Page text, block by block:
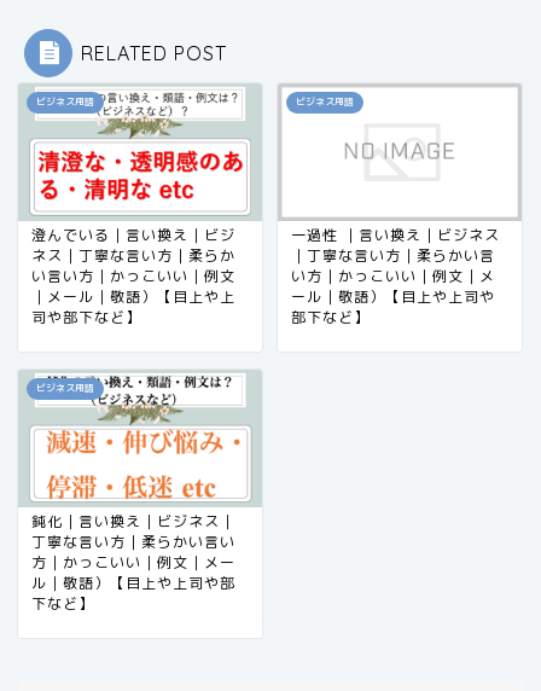
RELATED POST
ビジネス用語
澄んでいる｜言い換え｜ビジ
ネス｜丁寧な言い方｜柔らか
い言い方｜かっこいい｜例文
｜メール｜敬語）【目上や上
司や部下など】
ビジネス用語
一過性 ｜言い換え｜ビジネス
｜丁寧な言い方｜柔らかい言
い方｜かっこいい｜例文｜メ
ール｜敬語）【目上や上司や
部下など】
ビジネス用語
鈍化｜言い換え｜ビジネス｜
丁寧な言い方｜柔らかい言い
方｜かっこいい｜例文｜メー
ル｜敬語）【目上や上司や部
下など】